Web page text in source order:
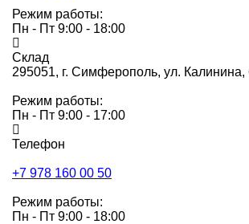
Режим работы:
Пн - Пт 9:00 - 18:00
Склад
295051, г. Симферополь, ул. Калинина,
Режим работы:
Пн - Пт 9:00 - 17:00
Телефон
+7 978 160 00 50
Режим работы:
Пн - Пт 9:00 - 18:00